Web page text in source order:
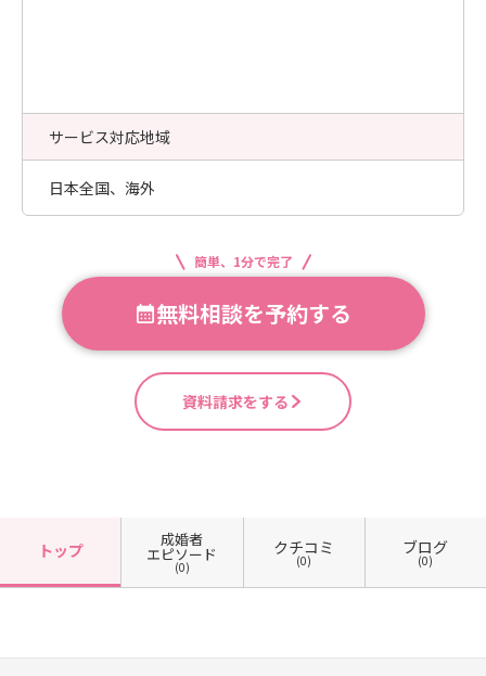
サービス対応地域
日本全国、海外
簡単、1分で完了
無料相談を予約する
資料請求をする
トップ
成婚者
エピソード
(0)
クチコミ
(0)
ブログ
(0)